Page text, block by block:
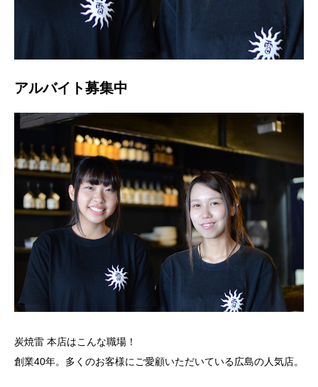
アルバイト募集中
炭焼雷 本店はこんな職場！
創業40年。多くのお客様にご愛顧いただいている広島の人気店。